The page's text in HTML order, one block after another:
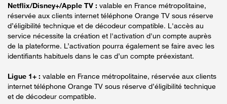
Netflix/Disney+/Apple TV : valable en France métropolitaine,
réservée aux clients internet téléphone Orange TV sous réserve
d’éligibilité technique et de décodeur compatible. L'accès au
service nécessite la création et l'activation d'un compte auprès
de la plateforme. L’activation pourra également se faire avec les
identifiants habituels dans le cas d’un compte préexistant.
Ligue 1+ : valable en France métropolitaine, réservée aux clients
internet téléphone Orange TV sous réserve d’éligibilité technique
et de décodeur compatible.